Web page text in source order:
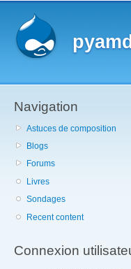
Navigation
Astuces de composition
Blogs
Forums
Livres
Sondages
Recent content
Connexion